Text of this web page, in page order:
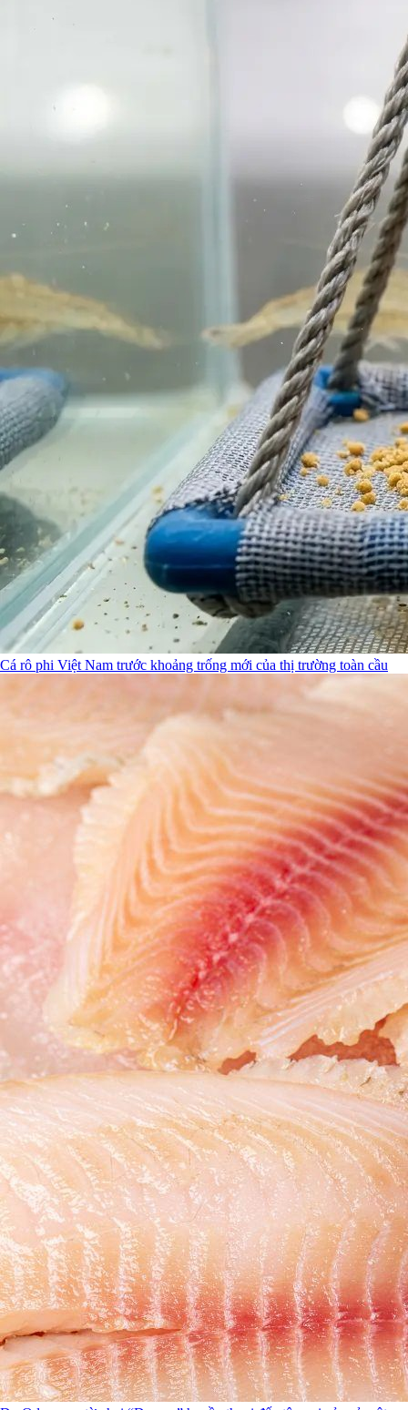
Cá rô phi Việt Nam trước khoảng trống mới của thị trường toàn cầu